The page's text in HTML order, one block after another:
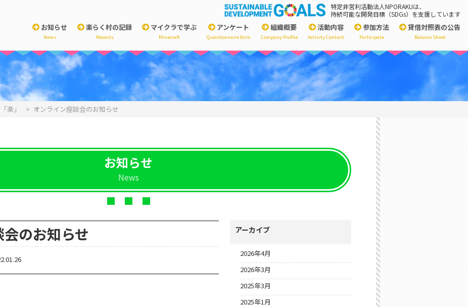
特定非営利活動法人NPORAKUは、
持続可能な開発目標（SDGs）を支援しています
お知らせ
News
楽らく村の記録
Records
マイクラで学ぶ
Minecraft
アンケート
Questionnaire form
組織概要
Company Profile
活動内容
Activity Content
参加方法
Participate
貸借対照表の公告
Balance Sheet
楽」 > オンライン座談会のお知らせ
お知らせ
News
のお知らせ アーカイブ
2026年4月
2026年3月
2025年3月
2025年1月